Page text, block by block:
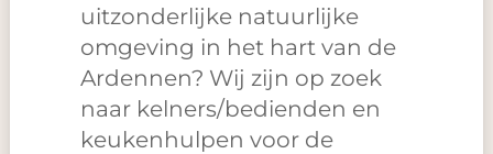
uitzonderlijke natuurlijke
omgeving in het hart van de
Ardennen? Wij zijn op zoek
naar kelners/bedienden en
keukenhulpen voor de